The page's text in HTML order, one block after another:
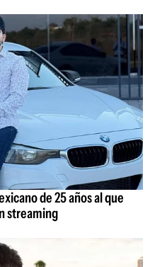
de 25 años al que
streaming